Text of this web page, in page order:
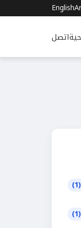
English
اتصل
(1)
(1)